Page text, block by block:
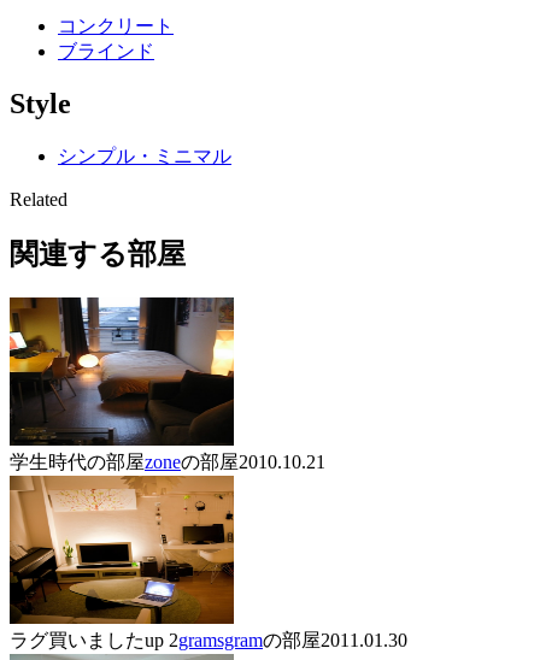
コンクリート
ブラインド
Style
シンプル・ミニマル
Related
関連する部屋
学生時代の部屋zoneの部屋2010.10.21
ラグ買いましたup 2gramsgramの部屋2011.01.30